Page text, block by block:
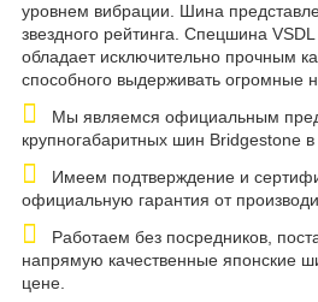
уровнем вибрации. Шина
звездного рейтинга. Спецшина
обладает исключительно прочным
способного выдерживать огромные
Мы являемся официальным
крупногабаритных шин Bridgestone в
Имеем подтверждение и
официальную гарантия от
Работаем без посредников,
напрямую качественные японские
цене.